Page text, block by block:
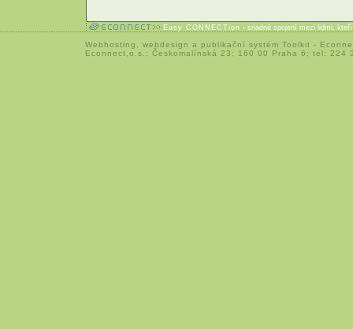
Easy CONNECTion - snadné spojení mezi lidmi,
Webhosting webdesign a publikační systém Toolkit -
Econnect,o.s.; Českomalínská 23; 160 00 Praha 6; tel: 224